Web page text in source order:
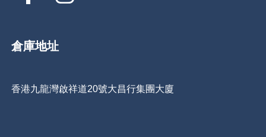
倉庫地址
香港九龍灣啟祥道20號大昌行集團大廈